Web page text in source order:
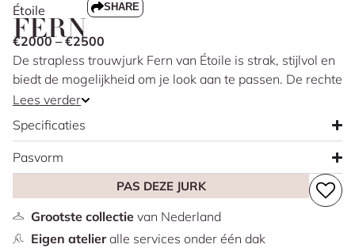
Étoile
FERN
SHARE
€2000 – €2500
De strapless trouwjurk Fern van Étoile is strak, stijlvol en
biedt de mogelijkheid om je look aan te passen. De rechte
halslijn en de fit & flare pasvorm geven de jurk een
moderne en minimalistische uitstraling. De jurk is
gemaakt van gladde crêpe en heeft een elegante Basque
waist die het bovenlichaam mooi laat uitkomen. Wil je
extra volume? Dan kun je kiezen voor de afneembare tule
overrok met 3D-bloemen. Een less is more jurk met een
speels detail.
Lees verder
Specificaties
Pasvorm
PAS DEZE JURK
Grootste collectievan Nederland
Eigen atelieralle services onder één dak